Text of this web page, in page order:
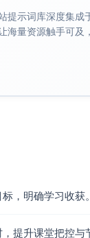
在“2、4”做小步
示词库深度集成
量资源触手可及
，明确学习收获。
提升课堂把控与